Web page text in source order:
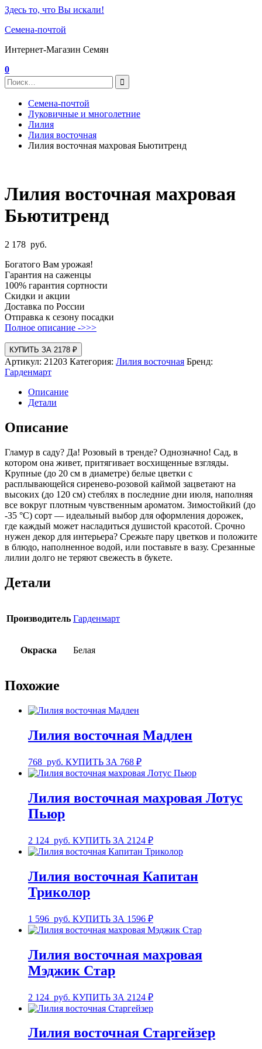
Здесь то, что Вы искали!
Семена-почтой
Интернет-Магазин Семян
0
Семена-почтой
Луковичные и многолетние
Лилия
Лилия восточная
Лилия восточная махровая Бьютитренд
Лилия восточная махровая
Бьютитренд
2 178 руб.
Богатого Вам урожая!
Гарантия на саженцы
100% гарантия сортности
Скидки и акции
Доставка по России
Отправка к сезону посадки
Полное описание ->>>
КУПИТЬ ЗА 2178 ₽
Артикул: 21203 Категория: Лилия восточная Бренд:
Гарденмарт
Описание
Детали
Описание
Гламур в саду? Да! Розовый в тренде? Однозначно! Сад, в
котором она живет, притягивает восхищенные взгляды.
Крупные (до 20 см в диаметре) белые цветки с
расплывающейся сиренево-розовой каймой зацветают на
высоких (до 120 см) стеблях в последние дни июля, наполняя
все вокруг плотным чувственным ароматом. Зимостойкий (до
-35 °C) сорт — идеальный выбор для оформления дорожек,
где каждый может насладиться душистой красотой. Срочно
нужен декор для интерьера? Срежьте пару цветков и положите
в блюдо, наполненное водой, или поставьте в вазу. Срезанные
лилии долго не теряют свежесть в букете.
Детали
Производитель Гарденмарт
Окраска Белая
Похожие
Лилия восточная Мадлен
768 руб. КУПИТЬ ЗА 768 ₽
Лилия восточная махровая Лотус
Пьюр
2 124 руб. КУПИТЬ ЗА 2124 ₽
Лилия восточная Капитан
Триколор
1 596 руб. КУПИТЬ ЗА 1596 ₽
Лилия восточная махровая
Мэджик Стар
2 124 руб. КУПИТЬ ЗА 2124 ₽
Лилия восточная Старгейзер